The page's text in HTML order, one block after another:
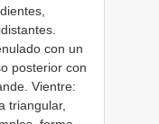
con un
posterior con
Vientre:
triangular,